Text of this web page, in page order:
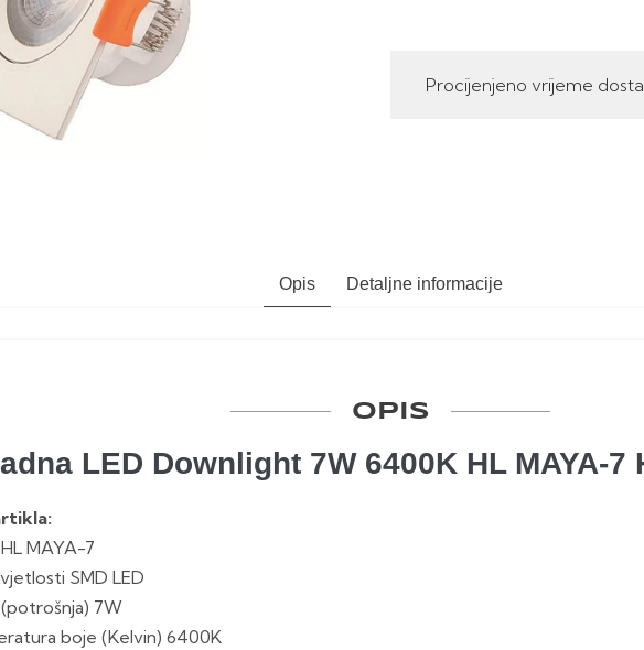
Procijenjeno vrijeme
Opis Detaljne informacije
OPIS
LED Downlight 7W 6400K HL MAYA-7
MAYA-7
SMD LED
(potrošnja) 7W
boje (Kelvin) 6400K